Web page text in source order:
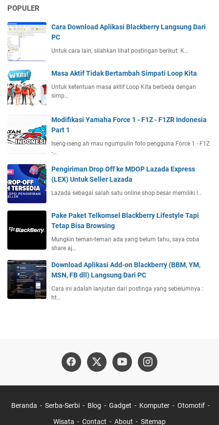
POPULER
Cara Download Aplikasi Blackberry Langsung Dari
PC
Untuk cara lain, silahkan lihat postingan berikut: K…
Masa Aktif Tidak Bertambah Simpati Loop Kita
Untuk ketentuan masa aktif Loop Kita berbeda dengan
simp…
Modifikasi Yamaha Force 1 - F1Z - F1ZR Indonesia
Part 1
Iseng-iseng ah mau ngumpulin foto pengguna Force 1 - F1Z
-…
Pengiriman Drop Off ke MDOP Lazada Express
(LEX) Untuk Seller Lazada
Lazada sebagai salah satu online shop besar memiliki l…
Pake Paket Telkomsel Blackberry Lifestyle Tapi
Tetap Bisa Browsing
Mungkin teman-teman ada yang belum tahu, saya coba
share aj…
Download Aplikasi Add-on Blackberry (BBM, YM,
MSN, FB dll) Langsung Dari PC
Cara ini adalah lanjutan dari postinga yang sebelumnya :
ht…
Beranda Serba-Serbi Blog Gadget Komputer Otomotif
Wisata Contact About Sitemap